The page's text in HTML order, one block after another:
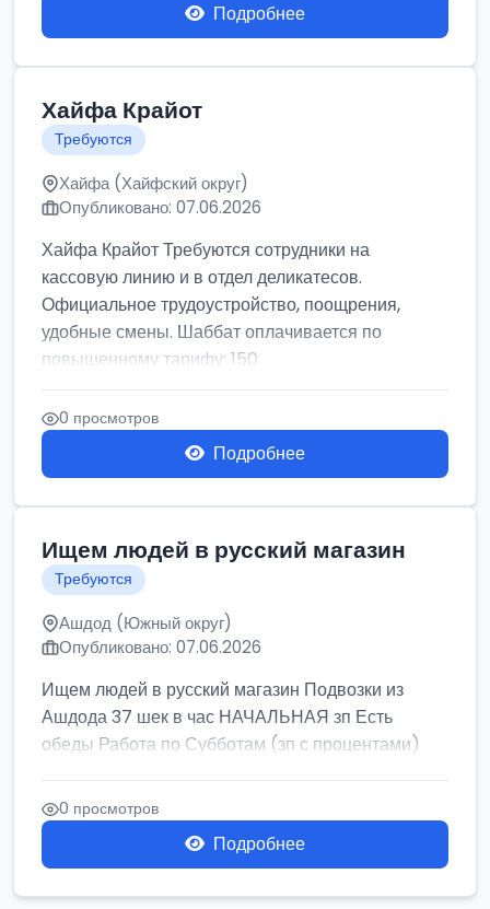
Подробнее
Хайфа Крайот
Требуются
Хайфа (Хайфский округ)
Опубликовано: 07.06.2026
Хайфа Крайот Требуются сотрудники на
кассовую линию и в отдел деликатесов.
Официальное трудоустройство, поощрения,
удобные смены. Шаббат оплачивается по
повышенному тарифу: 150
0 просмотров
Подробнее
Ищем людей в русский магазин
Требуются
Ашдод (Южный округ)
Опубликовано: 07.06.2026
Ищем людей в русский магазин Подвозки из
Ашдода 37 шек в час НАЧАЛЬНАЯ зп Есть
обеды Работа по Субботам (зп с процентами)
0 просмотров
Подробнее